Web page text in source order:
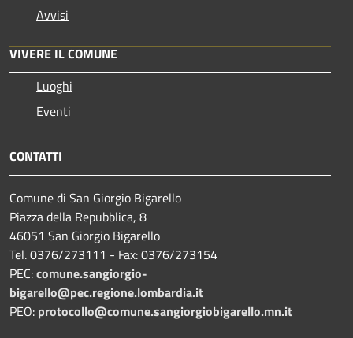
Avvisi
VIVERE IL COMUNE
Luoghi
Eventi
CONTATTI
Comune di San Giorgio Bigarello
Piazza della Repubblica, 8
46051 San Giorgio Bigarello
Tel. 0376/273111 - Fax: 0376/273154
PEC:comune.sangiorgio-
bigarello@pec.regione.lombardia.it
PEO: protocollo@comune.sangiorgiobigarello.mn.it